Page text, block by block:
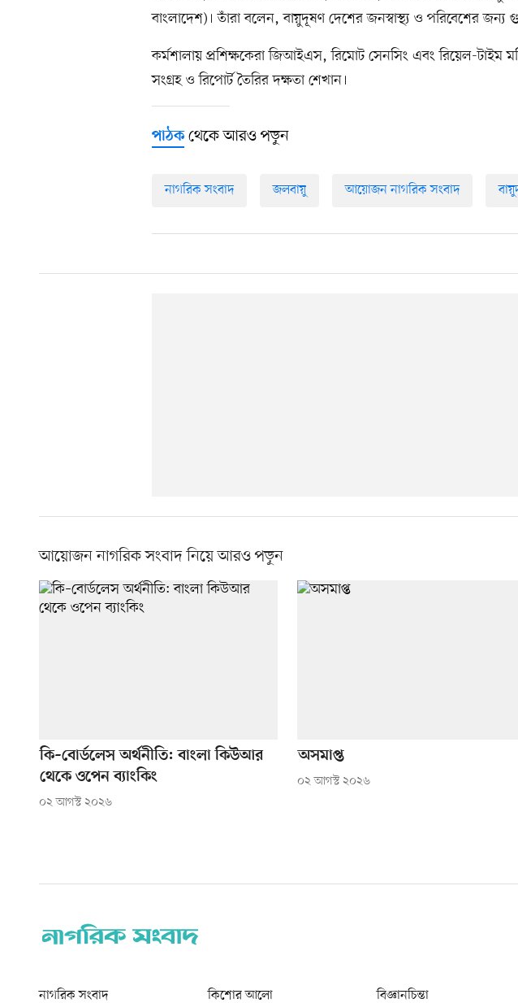
বাংলাদেশ)। তাঁরা বলেন, বায়ুদূষণ দেশের জনস্বাস্থ্য ও পরিবেশের
কর্মশালায় প্রশিক্ষকেরা জিআইএস, রিমোট সেনসিং এবং রিয়েল-টাইম
সংগ্রহ ও রিপোর্ট তৈরির দক্ষতা শেখান।
পাঠকথেকে আরও পড়ুন
নাগরিক সংবাদ জলবায়ু আয়োজন নাগরিক সংবাদ
আয়োজন নাগরিক সংবাদ নিয়ে আরও পড়ুন
কি–বোর্ডলেস অর্থনীতি: বাংলা কিউআর
থেকে ওপেন ব্যাংকিং
০২ আগস্ট ২০২৬
অসমাপ্ত
০২ আগস্ট ২০২৬
নাগরিক সংবাদ কিশোর আলো বিজ্ঞানচিন্তা